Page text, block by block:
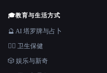
🎓教育与生活方式
🔮 AI 塔罗牌与占卜
👩‍⚕️ 卫生保健
🎲 娱乐与新奇